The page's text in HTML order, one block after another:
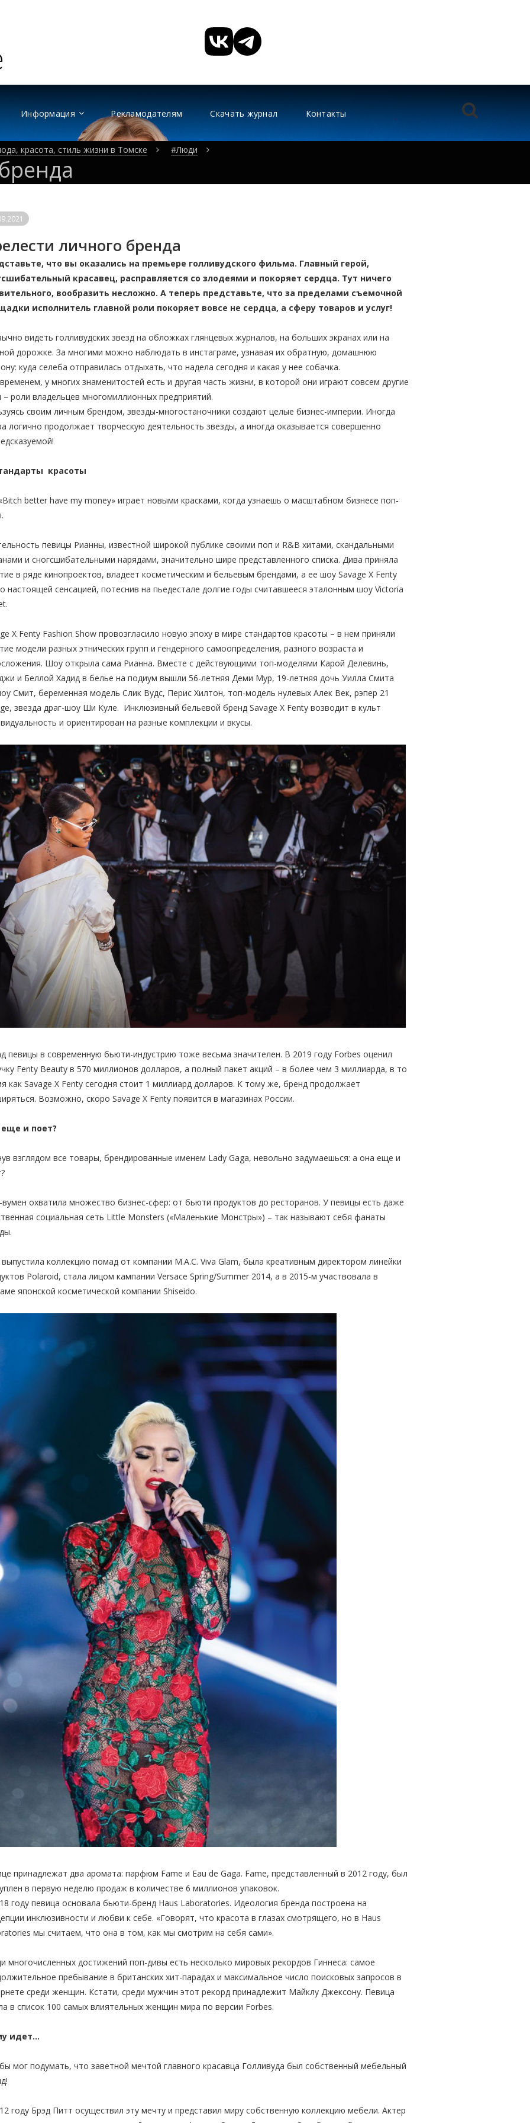
Информация Рекламодателям Скачать журнал Контакты
красота, стиль жизни в Томске #Люди
личного бренда
что вы оказались на премьере голливудского фильма. Главный герой,
красавец, расправляется со злодеями и покоряет сердца. Тут ничего
вообразить несложно. А теперь представьте, что за пределами съемочной
исполнитель главной роли покоряет вовсе не сердца, а сферу товаров и услуг!
видеть голливудских звезд на обложках глянцевых журналов, на больших экранах или на
дорожке. За многими можно наблюдать в инстаграме, узнавая их обратную, домашнюю
куда селеба отправилась отдыхать, что надела сегодня и какая у нее собачка.
у многих знаменитостей есть и другая часть жизни, в которой они играют совсем другие
– роли владельцев многомиллионных предприятий.
своим личным брендом, звезды-многостаночники создают целые бизнес-империи. Иногда
логично продолжает творческую деятельность звезды, а иногда оказывается совершенно
красоты
better have my money» играет новыми красками, когда узнаешь о масштабном бизнесе поп-
певицы Рианны, известной широкой публике своими поп и R&B хитами, скандальными
и сногсшибательными нарядами, значительно шире представленного списка. Дива приняла
в ряде кинопроектов, владеет косметическим и бельевым брендами, а ее шоу Savage X Fenty
настоящей сенсацией, потеснив на пьедестале долгие годы считавшееся эталонным шоу Victoria
X Fenty Fashion Show провозгласило новую эпоху в мире стандартов красоты – в нем приняли
модели разных этнических групп и гендерного самоопределения, разного возраста и
Шоу открыла сама Рианна. Вместе с действующими топ-моделями Карой Делевинь,
и Беллой Хадид в белье на подиум вышли 56-летняя Деми Мур, 19-летняя дочь Уилла Смита
Смит, беременная модель Слик Вудс, Перис Хилтон, топ-модель нулевых Алек Век, рэпер 21
звезда драг-шоу Ши Куле. Инклюзивный бельевой бренд Savage X Fenty возводит в культ
и ориентирован на разные комплекции и вкусы.
певицы в современную бьюти-индустрию тоже весьма значителен. В 2019 году Forbes оценил
Fenty Beauty в 570 миллионов долларов, а полный пакет акций – в более чем 3 миллиарда, в то
как Savage X Fenty сегодня стоит 1 миллиард долларов. К тому же, бренд продолжает
Возможно, скоро Savage X Fenty появится в магазинах России.
и поет?
взглядом все товары, брендированные именем Lady Gaga, невольно задумаешься: а она еще и
охватила множество бизнес-сфер: от бьюти продуктов до ресторанов. У певицы есть даже
социальная сеть Little Monsters («Маленькие Монстры») – так называют себя фанаты
выпустила коллекцию помад от компании M.A.C. Viva Glam, была креативным директором линейки
Polaroid, стала лицом кампании Versace Spring/Summer 2014, а в 2015-м участвовала в
японской косметической компании Shiseido.
принадлежат два аромата: парфюм Fame и Eau de Gaga. Fame, представленный в 2012 году, был
в первую неделю продаж в количестве 6 миллионов упаковок.
году певица основала бьюти-бренд Haus Laboratories. Идеология бренда построена на
инклюзивности и любви к себе. «Говорят, что красота в глазах смотрящего, но в Haus
мы считаем, что она в том, как мы смотрим на себя сами».
многочисленных достижений поп-дивы есть несколько мировых рекордов Гиннеса: самое
пребывание в британских хит-парадах и максимальное число поисковых запросов в
среди женщин. Кстати, среди мужчин этот рекорд принадлежит Майклу Джексону. Певица
в список 100 самых влиятельных женщин мира по версии Forbes.
идет…
мог подумать, что заветной мечтой главного красавца Голливуда был собственный мебельный
году Брэд Питт осуществил эту мечту и представил миру собственную коллекцию мебели. Актер